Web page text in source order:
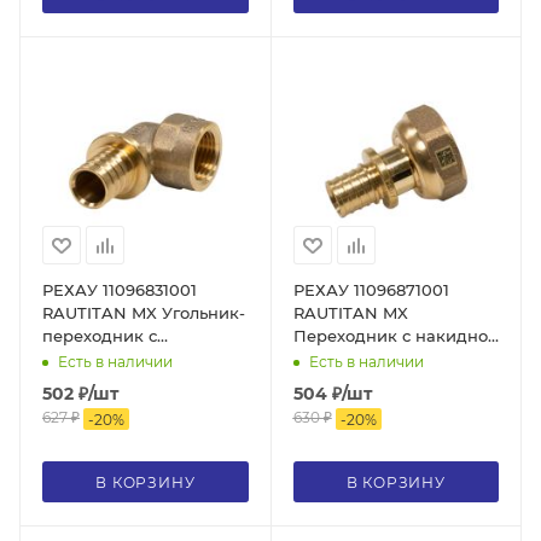
РЕХАУ 11096831001
RAUTITAN MX Угольник-
переходник с
внутренней резьбой 16-
Rp 1/2, DZR латунь
Есть в наличии
502 ₽/шт
627₽ -20%
В КОРЗИНУ
РЕХАУ 11096871001
RAUTITAN MX
Переходник с накидной
гайкой 16-G 3/4, DZR
латунь
Есть в наличии
504₽/шт
630₽ -20%
В КОРЗИНУ